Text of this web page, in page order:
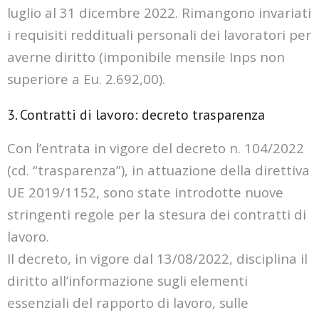
luglio al 31 dicembre 2022. Rimangono invariati
i requisiti reddituali personali dei lavoratori per
averne diritto (imponibile mensile Inps non
superiore a Eu. 2.692,00).
3. Contratti di lavoro: decreto trasparenza
Con l’entrata in vigore del decreto n. 104/2022
(cd. “trasparenza”), in attuazione della direttiva
UE 2019/1152, sono state introdotte nuove
stringenti regole per la stesura dei contratti di
lavoro.
Il decreto, in vigore dal 13/08/2022, disciplina il
diritto all’informazione sugli elementi
essenziali del rapporto di lavoro, sulle